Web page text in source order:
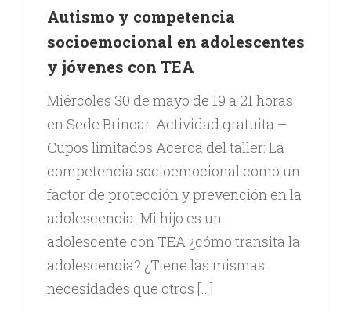
Autismo y competencia
socioemocional en adolescentes
y jóvenes con TEA
Miércoles 30 de mayo de 19 a 21 horas
en Sede Brincar. Actividad gratuita –
Cupos limitados Acerca del taller: La
competencia socioemocional como un
factor de protección y prevención en la
adolescencia. Mi hijo es un
adolescente con TEA ¿cómo transita la
adolescencia? ¿Tiene las mismas
necesidades que otros […]